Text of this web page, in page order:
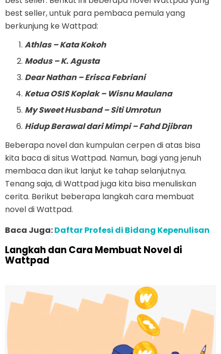
best seller, untuk para pembaca pemula yang
berkunjung ke Wattpad:
Athlas – Kata Kokoh
Modus – K. Agusta
Dear Nathan – Erisca Febriani
Ketua OSIS Koplak – Wisnu Maulana
My Sweet Husband – Siti Umrotun
Hidup Berawal dari Mimpi – Fahd Djibran
Beberapa novel dan kumpulan cerpen di atas bisa
kita baca di situs Wattpad. Namun, bagi yang jenuh
membaca dan ikut lanjut ke tahap selanjutnya.
Tenang saja, di Wattpad juga kita bisa menuliskan
cerita. Berikut beberapa langkah cara membuat
novel di Wattpad.
Baca Juga:Daftar Profesi di Bidang Kepenulisan
Langkah dan Cara Membuat Novel di
Wattpad